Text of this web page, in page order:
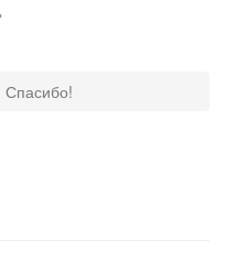
Спасибо!